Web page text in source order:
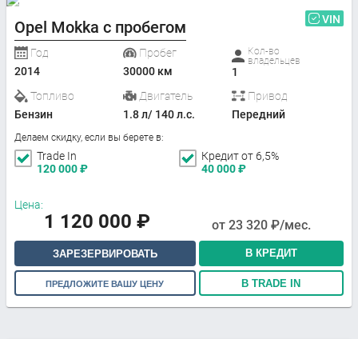
Opel Mokka с пробегом VIN
Год
2014
Пробег
30000 км
Кол-во
владельцев
1
Топливо
Бензин
Двигатель
1.8 л/ 140 л.с.
Привод
Передний
Делаем скидку, если вы берете в:
Trade In
120 000₽
Кредит от 6,5%
40 000₽
Цена:
1 120 000 ₽ от 23 320 ₽/мес.
ЗАРЕЗЕРВИРОВАТЬ В КРЕДИТ
ПРЕДЛОЖИТЕ ВАШУ ЦЕНУ В TRADE IN